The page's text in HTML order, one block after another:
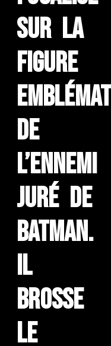
sur la
figure
de
l’ennemi
juré de
Batman.
Il
brosse
le